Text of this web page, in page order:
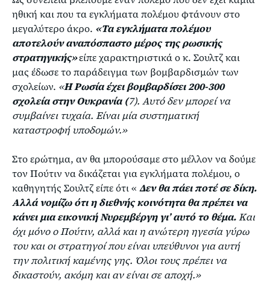
ηθική και που τα εγκλήματα πολέμου φτάνουν στο
μεγαλύτερο άκρο. «Τα εγκλήματα πολέμου
αποτελούν αναπόσπαστο μέρος της ρωσικής
στρατηγικής»είπε χαρακτηριστικά ο κ. Σουλτζ και
μας έδωσε το παράδειγμα των βομβαρδισμών των
σχολείων. «Η Ρωσία έχει βομβαρδίσει 200-300
σχολεία στην Ουκρανία (7). Αυτό δεν μπορεί να
συμβαίνει τυχαία. Είναι μία συστηματική
καταστροφή υποδομών.»
Στο ερώτημα, αν θα μπορούσαμε στο μέλλον να δούμε
τον Πούτιν να δικάζεται για εγκλήματα πολέμου, ο
καθηγητής Σουλτζ είπε ότι « Δεν θα πάει ποτέ σε δίκη.
Αλλά νομίζω ότι η διεθνής κοινότητα θα πρέπει να
κάνει μια εικονική Νυρεμβέργη γι’ αυτό το θέμα.Και
όχι μόνο ο Πούτιν, αλλά και η ανώτερη ηγεσία γύρω
του και οι στρατηγοί που είναι υπεύθυνοι για αυτή
την πολιτική καμένης γης. Όλοι τους πρέπει να
δικαστούν, ακόμη και αν είναι σε αποχή.»